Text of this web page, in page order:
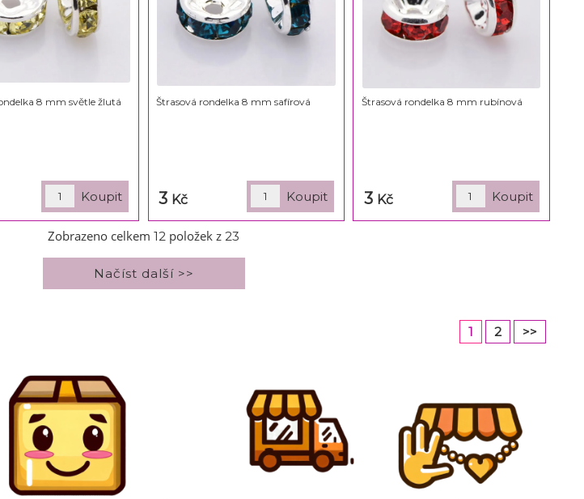
8 mm světle žlutá Štrasová rondelka 8 mm safírová
3 Kč
Štrasová rondelka 8 mm rubínová
3 Kč
Zobrazeno celkem 12 položek z 23
1 2 >>